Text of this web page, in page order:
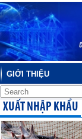
GIỚI THIỆU
XUẤT NHẬP KHẨU